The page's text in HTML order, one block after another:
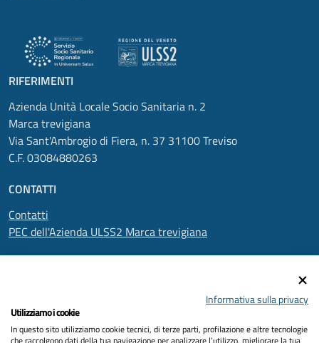
RIFERIMENTI
Azienda Unità Locale Socio Sanitaria n. 2
Marca trevigiana
Via Sant'Ambrogio di Fiera, n. 37 31100 Treviso
C.F. 03084880263
CONTATTI
Contatti
PEC dell'Azienda ULSS2 Marca trevigiana
Informativa privacy
Informativa sulla privacy
Utilizziamo i cookie
In questo sito utilizziamo cookie tecnici, di terze parti, profilazione e altre tecnologie